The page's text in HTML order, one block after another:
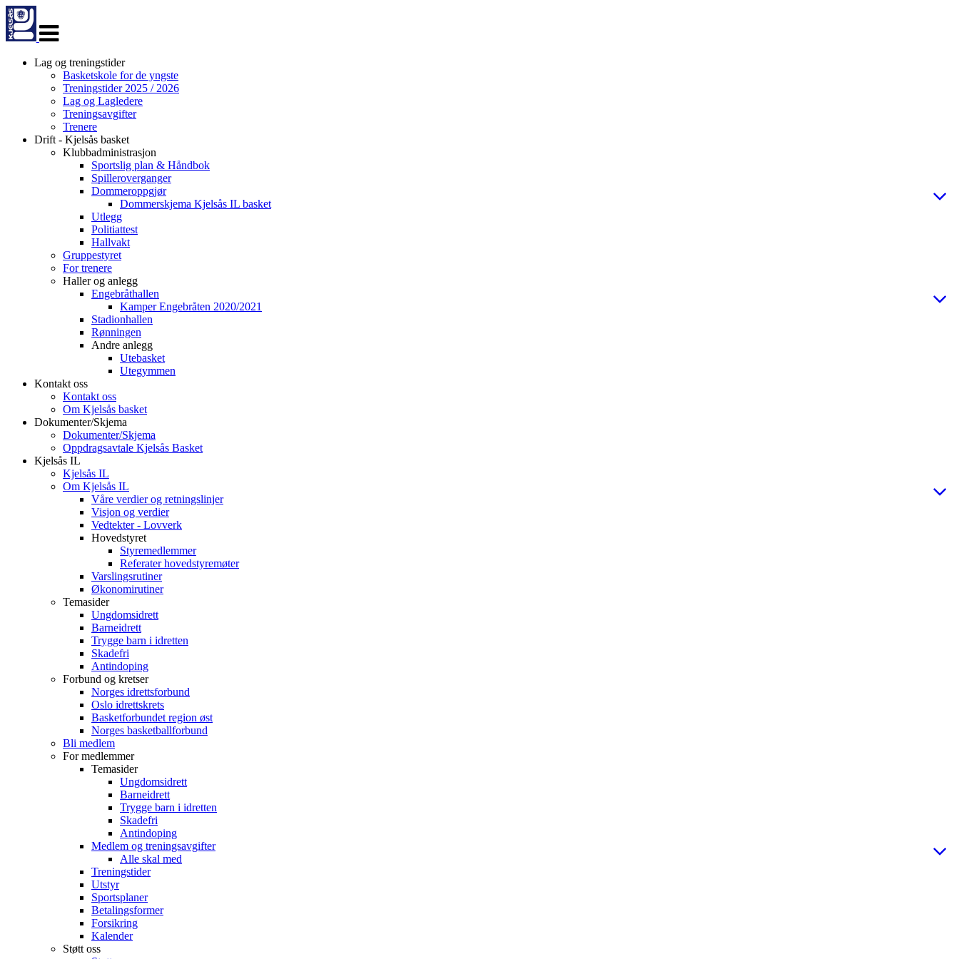
navigasjon
Lag og treningstider
Basketskole for de yngste
Treningstider 2025 / 2026
Lag og Lagledere
Treningsavgifter
Trenere
Drift - Kjelsås basket
Klubbadministrasjon
Sportslig plan & Håndbok
Spilleroverganger
Dommeroppgjør
Dommerskjema Kjelsås IL basket
Utlegg
Politiattest
Hallvakt
Gruppestyret
For trenere
Haller og anlegg
Engebråthallen
Kamper Engebråten 2020/2021
Stadionhallen
Rønningen
Andre anlegg
Utebasket
Utegymmen
Kontakt oss
Kontakt oss
Om Kjelsås basket
Dokumenter/Skjema
Dokumenter/Skjema
Oppdragsavtale Kjelsås Basket
Kjelsås IL
Kjelsås IL
Om Kjelsås IL
Våre verdier og retningslinjer
Visjon og verdier
Vedtekter - Lovverk
Hovedstyret
Styremedlemmer
Referater hovedstyremøter
Varslingsrutiner
Økonomirutiner
Temasider
Ungdomsidrett
Barneidrett
Trygge barn i idretten
Skadefri
Antindoping
Forbund og kretser
Norges idrettsforbund
Oslo idrettskrets
Basketforbundet region øst
Norges basketballforbund
Bli medlem
For medlemmer
Temasider
Ungdomsidrett
Barneidrett
Trygge barn i idretten
Skadefri
Antindoping
Medlem og treningsavgifter
Alle skal med
Treningstider
Utstyr
Sportsplaner
Betalingsformer
Forsikring
Kalender
Støtt oss